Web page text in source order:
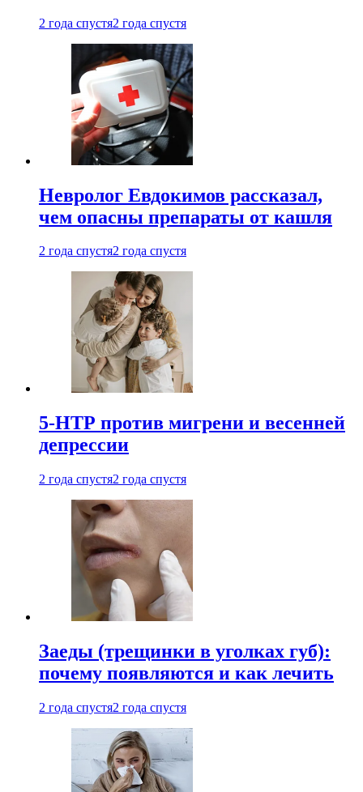
2 года спустя2 года спустя
Невролог Евдокимов рассказал,
чем опасны препараты от кашля
2 года спустя2 года спустя
5-НТР против мигрени и весенней
депрессии
2 года спустя2 года спустя
Заеды (трещинки в уголках губ):
почему появляются и как лечить
2 года спустя2 года спустя